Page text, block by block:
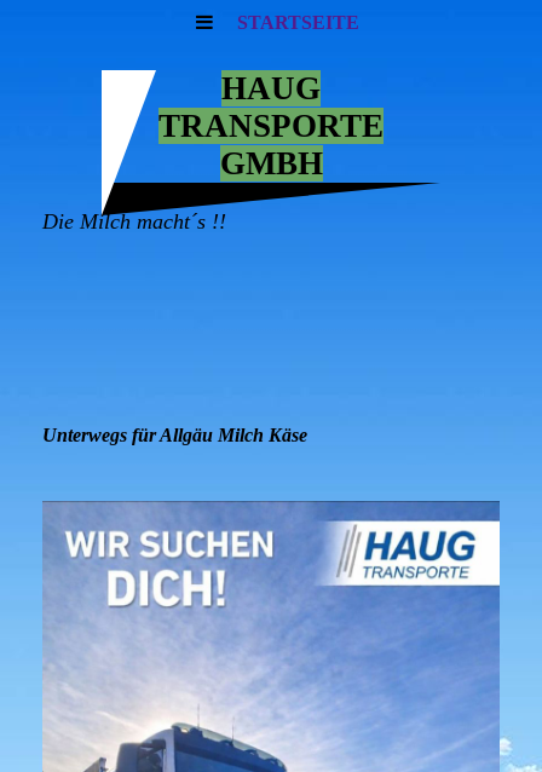
STARTSEITE
HAUG
TRANSPORTE
GMBH
Die Milch macht´s !!
Unterwegs für Allgäu Milch Käse